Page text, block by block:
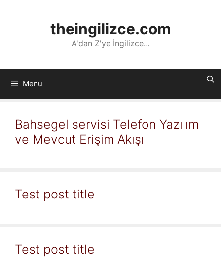
theingilizce.com
A'dan Z'ye İngilizce…
Menu
Bahsegel servisi Telefon Yazılım
ve Mevcut Erişim Akışı
Test post title
Test post title